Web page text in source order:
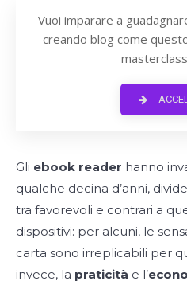
Vuoi imparare a
creando blog come
Gli ebook reader hanno
qualche decina d’anni,
tra favorevoli e contrari a
dispositivi: per alcuni, le
carta sono irreplicabili per
invece, la praticità e l’